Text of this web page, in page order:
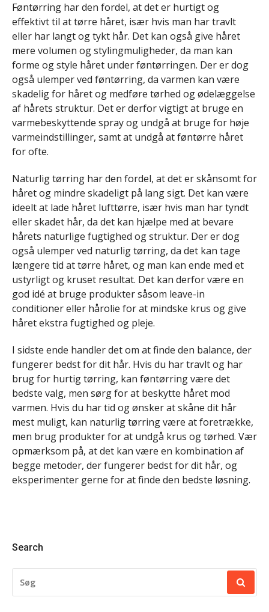
Føntørring har den fordel, at det er hurtigt og
effektivt til at tørre håret, især hvis man har travlt
eller har langt og tykt hår. Det kan også give håret
mere volumen og stylingmuligheder, da man kan
forme og style håret under føntørringen. Der er dog
også ulemper ved føntørring, da varmen kan være
skadelig for håret og medføre tørhed og ødelæggelse
af hårets struktur. Det er derfor vigtigt at bruge en
varmebeskyttende spray og undgå at bruge for høje
varmeindstillinger, samt at undgå at føntørre håret
for ofte.
Naturlig tørring har den fordel, at det er skånsomt for
håret og mindre skadeligt på lang sigt. Det kan være
ideelt at lade håret lufttørre, især hvis man har tyndt
eller skadet hår, da det kan hjælpe med at bevare
hårets naturlige fugtighed og struktur. Der er dog
også ulemper ved naturlig tørring, da det kan tage
længere tid at tørre håret, og man kan ende med et
ustyrligt og kruset resultat. Det kan derfor være en
god idé at bruge produkter såsom leave-in
conditioner eller hårolie for at mindske krus og give
håret ekstra fugtighed og pleje.
I sidste ende handler det om at finde den balance, der
fungerer bedst for dit hår. Hvis du har travlt og har
brug for hurtig tørring, kan føntørring være det
bedste valg, men sørg for at beskytte håret mod
varmen. Hvis du har tid og ønsker at skåne dit hår
mest muligt, kan naturlig tørring være at foretrække,
men brug produkter for at undgå krus og tørhed. Vær
opmærksom på, at det kan være en kombination af
begge metoder, der fungerer bedst for dit hår, og
eksperimenter gerne for at finde den bedste løsning.
Search
EFTER: